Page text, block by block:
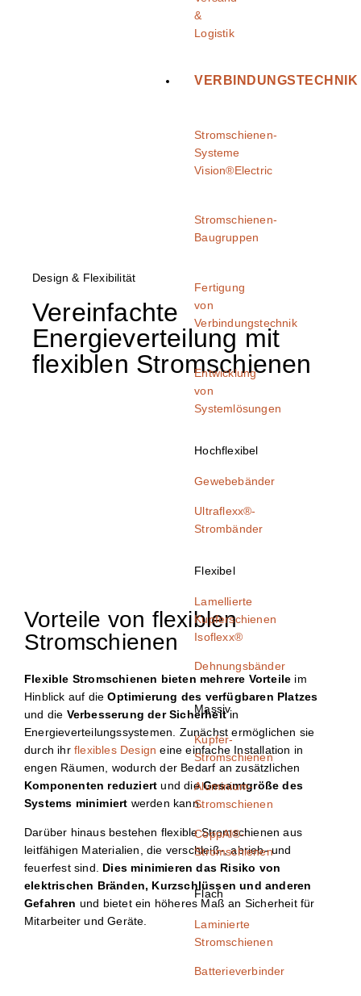
&
Logistik
VERBINDUNGSTECHNIK
Stromschienen-
Systeme
Vision®Electric
Stromschienen-
Baugruppen
Fertigung
von
Verbindungstechnik
Entwicklung
von
Systemlösungen
Hochflexibel
Gewebebänder
Ultraflexx®-
Strombänder
Flexibel
Lamellierte
Kupferschienen​
Isoflexx®
Dehnungsbänder
Massiv
Kupfer-
Stromschienen
Aluminium-
Stromschienen
CoppAl®-
Stromschienen
Flach
Laminierte
Stromschienen
Batterieverbinder
Design & Flexibilität
Vereinfachte
Energieverteilung mit
flexiblen Stromschienen
Vorteile von flexiblen
Stromschienen
Flexible Stromschienen bieten mehrere Vorteile im
Hinblick auf die Optimierung des verfügbaren Platzes
und die Verbesserung der Sicherheitin
Energieverteilungssystemen. Zunächst ermöglichen sie
durch ihrflexibles Design eine einfache Installation in
engen Räumen, wodurch der Bedarf an zusätzlichen
Komponenten reduziert und dieGesamtgröße des
Systems minimiert werden kann.
Darüber hinaus bestehen flexible Stromschienen aus
leitfähigen Materialien, die verschleiß-, abrieb- und
feuerfest sind. Dies minimieren das Risiko von
elektrischen Bränden, Kurzschlüssen und anderen
Gefahren und bietet ein höheres Maß an Sicherheit für
Mitarbeiter und Geräte.